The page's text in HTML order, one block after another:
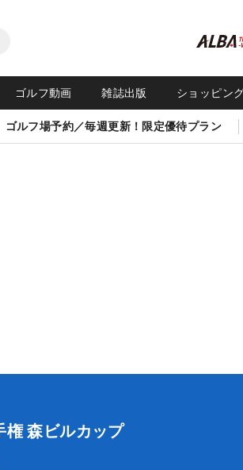
ゴルフ動画 雑誌出版 ショッピン
ゴルフ場予約／毎週更新！限定優待プラン
権 森ビルカップ